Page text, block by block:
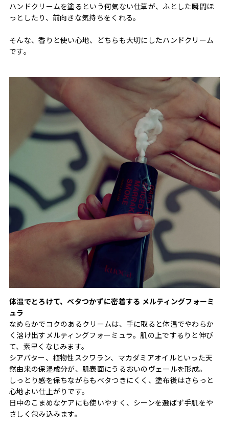
ハンドクリームを塗るという何気ない仕草が、ふとした瞬間ほ
っとしたり、前向きな気持ちをくれる。
そんな、香りと使い心地、どちらも大切にしたハンドクリーム
です。
体温でとろけて、ベタつかずに密着する メルティングフォーミ
ュラ
なめらかでコクのあるクリームは、手に取ると体温でやわらか
く溶け出すメルティングフォーミュラ。肌の上でするりと伸び
て、素早くなじみます。
シアバター、植物性スクワラン、マカダミアオイルといった天
然由来の保湿成分が、肌表面にうるおいのヴェールを形成。
しっとり感を保ちながらもベタつきにくく、塗布後はさらっと
心地よい仕上がりです。
日中のこまめなケアにも使いやすく、シーンを選ばず手肌をや
さしく包み込みます。